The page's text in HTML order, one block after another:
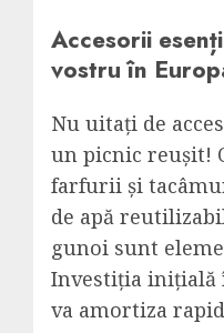
Accesorii
vostru în
Nu uitați de
un picnic reușit!
farfurii și
de apă
gunoi sunt
Investiția inițială
va amortiza